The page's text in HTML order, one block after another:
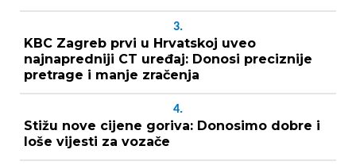
3.
KBC Zagreb prvi u Hrvatskoj uveo
najnapredniji CT uređaj: Donosi preciznije
pretrage i manje zračenja
4.
Stižu nove cijene goriva: Donosimo dobre i
loše vijesti za vozače